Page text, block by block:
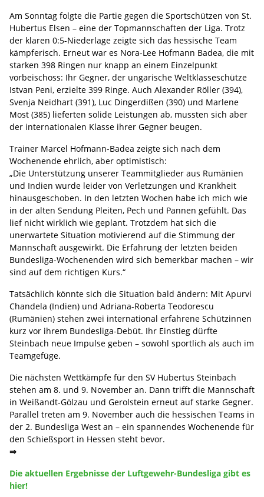
Am Sonntag folgte die Partie gegen die Sportschützen von St.
Hubertus Elsen – eine der Topmannschaften der Liga. Trotz
der klaren 0:5-Niederlage zeigte sich das hessische Team
kämpferisch. Erneut war es Nora-Lee Hofmann Badea, die mit
starken 398 Ringen nur knapp an einem Einzelpunkt
vorbeischoss: Ihr Gegner, der ungarische Weltklasseschütze
Istvan Peni, erzielte 399 Ringe. Auch Alexander Röller (394),
Svenja Neidhart (391), Luc Dingerdißen (390) und Marlene
Most (385) lieferten solide Leistungen ab, mussten sich aber
der internationalen Klasse ihrer Gegner beugen.
Trainer Marcel Hofmann-Badea zeigte sich nach dem
Wochenende ehrlich, aber optimistisch:
„Die Unterstützung unserer Teammitglieder aus Rumänien
und Indien wurde leider von Verletzungen und Krankheit
hinausgeschoben. In den letzten Wochen habe ich mich wie
in der alten Sendung Pleiten, Pech und Pannen gefühlt. Das
lief nicht wirklich wie geplant. Trotzdem hat sich die
unerwartete Situation motivierend auf die Stimmung der
Mannschaft ausgewirkt. Die Erfahrung der letzten beiden
Bundesliga-Wochenenden wird sich bemerkbar machen – wir
sind auf dem richtigen Kurs.“
Tatsächlich könnte sich die Situation bald ändern: Mit Apurvi
Chandela (Indien) und Adriana-Roberta Teodorescu
(Rumänien) stehen zwei international erfahrene Schützinnen
kurz vor ihrem Bundesliga-Debüt. Ihr Einstieg dürfte
Steinbach neue Impulse geben – sowohl sportlich als auch im
Teamgefüge.
Die nächsten Wettkämpfe für den SV Hubertus Steinbach
stehen am 8. und 9. November an. Dann trifft die Mannschaft
in Weißandt-Gölzau und Gerolstein erneut auf starke Gegner.
Parallel treten am 9. November auch die hessischen Teams in
der 2. Bundesliga West an – ein spannendes Wochenende für
den Schießsport in Hessen steht bevor.
⇒
Die aktuellen Ergebnisse der Luftgewehr-Bundesliga gibt es
hier!